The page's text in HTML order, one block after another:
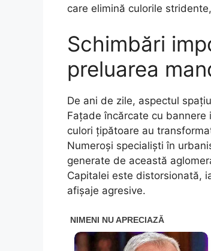
care elimină culorile
Schimbări
preluarea
De ani de zile, aspectul
Fațade încărcate cu
culori țipătoare au
Numeroși specialiști în
generate de această
Capitalei este distorsionată,
afișaje agresive.